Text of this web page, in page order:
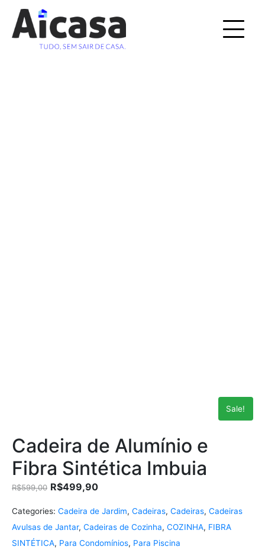
Sale!
Cadeira de Alumínio e
Fibra Sintética Imbuia
R$599,00 R$499,90
Categories: Cadeira de Jardim, Cadeiras, Cadeiras, Cadeiras
Avulsas de Jantar, Cadeiras de Cozinha, COZINHA, FIBRA
SINTÉTICA, Para Condomínios, Para Piscina